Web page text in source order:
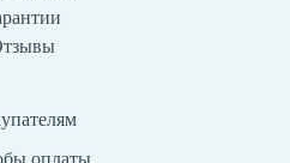
оплаты